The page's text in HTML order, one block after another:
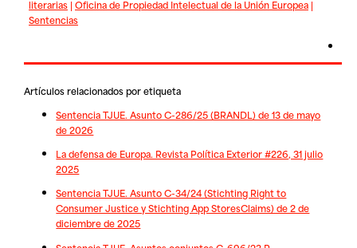
literarias| Oficina de Propiedad Intelectual de la Unión Europea|
Sentencias
Artículos relacionados por etiqueta
Sentencia TJUE. Asunto C-286/25 (BRANDL) de 13 de mayo
de 2026
La defensa de Europa. Revista Política Exterior #226, 31 julio
2025
Sentencia TJUE. Asunto C-34/24 (Stichting Right to
Consumer Justice y Stichting App StoresClaims) de 2 de
diciembre de 2025